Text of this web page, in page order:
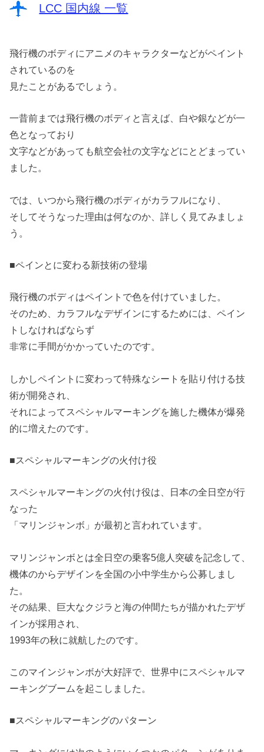
LCC 国内線 一覧
飛行機のボディにアニメのキャラクターなどがペイント
されているのを
見たことがあるでしょう。
一昔前までは飛行機のボディと言えば、白や銀などが一
色となっており
文字などがあっても航空会社の文字などにとどまってい
ました。
では、いつから飛行機のボディがカラフルになり、
そしてそうなった理由は何なのか、詳しく見てみましょ
う。
■ペインとに変わる新技術の登場
飛行機のボディはペイントで色を付けていました。
そのため、カラフルなデザインにするためには、ペイン
トしなければならず
非常に手間がかかっていたのです。
しかしペイントに変わって特殊なシートを貼り付ける技
術が開発され、
それによってスペシャルマーキングを施した機体が爆発
的に増えたのです。
■スペシャルマーキングの火付け役
スペシャルマーキングの火付け役は、日本の全日空が行
なった
「マリンジャンボ」が最初と言われています。
マリンジャンボとは全日空の乗客5億人突破を記念して、
機体のからデザインを全国の小中学生から公募しまし
た。
その結果、巨大なクジラと海の仲間たちが描かれたデザ
インが採用され、
1993年の秋に就航したのです。
このマインジャンボが大好評で、世界中にスペシャルマ
ーキングブームを起こしました。
■スペシャルマーキングのパターン